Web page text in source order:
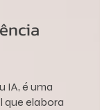
IA, é uma
que elabora